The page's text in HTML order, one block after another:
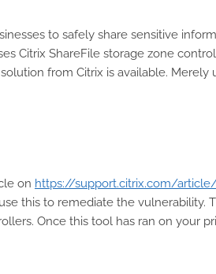
to safely share sensitive
Citrix ShareFile storage zone
from Citrix is available. Merely
on https://support.citrix.com/article/
this to remediate the vulnerability.
Once this tool has ran on your